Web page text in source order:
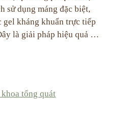
sử dụng máng đặc biệt,
gel kháng khuẩn trực tiếp
là giải pháp hiệu quả …
khoa tổng quát